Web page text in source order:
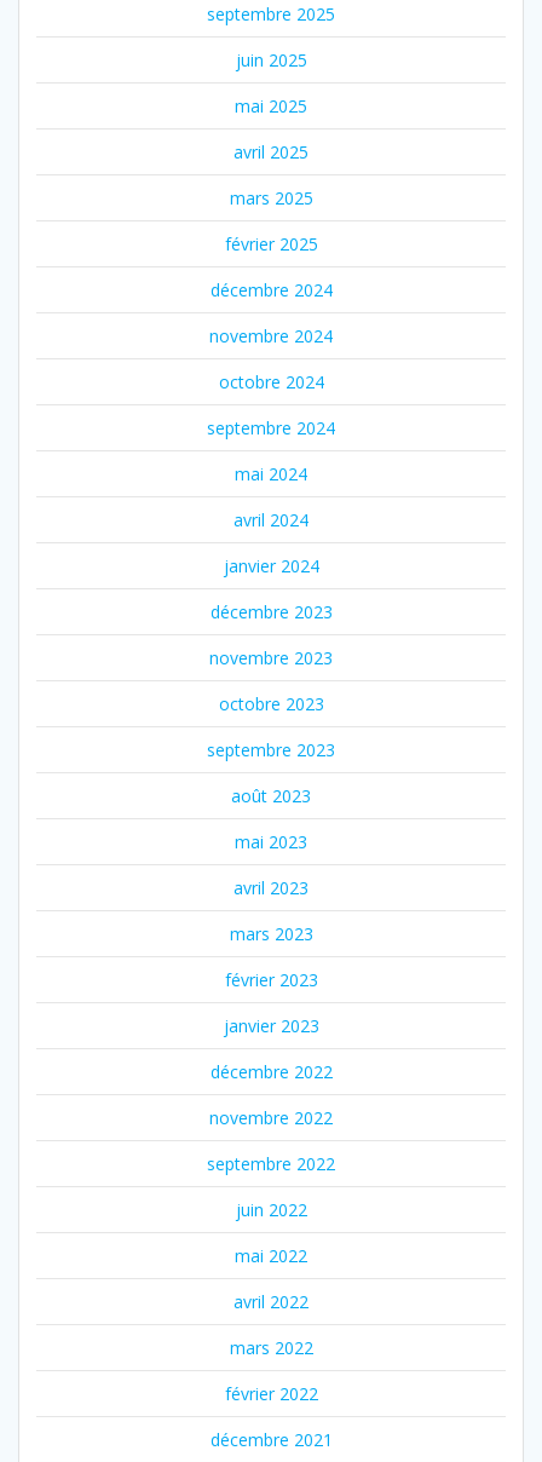
septembre 2025
juin 2025
mai 2025
avril 2025
mars 2025
février 2025
décembre 2024
novembre 2024
octobre 2024
septembre 2024
mai 2024
avril 2024
janvier 2024
décembre 2023
novembre 2023
octobre 2023
septembre 2023
août 2023
mai 2023
avril 2023
mars 2023
février 2023
janvier 2023
décembre 2022
novembre 2022
septembre 2022
juin 2022
mai 2022
avril 2022
mars 2022
février 2022
décembre 2021